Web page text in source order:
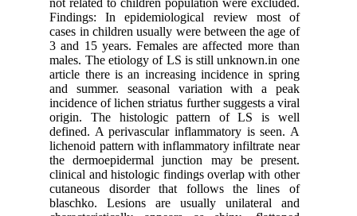
not related to children population were excluded.
Findings: In epidemiological review most of
cases in children usually were between the age of
3 and 15 years. Females are affected more than
males. The etiology of LS is still unknown.in one
article there is an increasing incidence in spring
and summer. seasonal variation with a peak
incidence of lichen striatus further suggests a viral
origin. The histologic pattern of LS is well
defined. A perivascular inflammatory is seen. A
lichenoid pattern with inflammatory infiltrate near
the dermoepidermal junction may be present.
clinical and histologic findings overlap with other
cutaneous disorder that follows the lines of
blaschko. Lesions are usually unilateral and